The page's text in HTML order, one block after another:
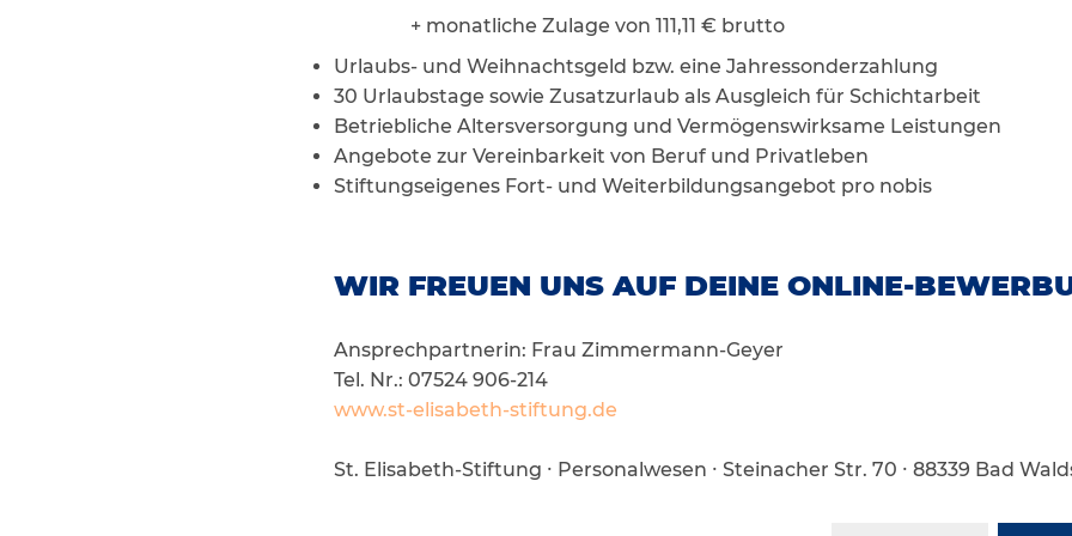
+ monatliche Zulage von 111,11 € brutto
Urlaubs- und Weihnachtsgeld bzw. eine Jahressonderzahlung
30 Urlaubstage sowie Zusatzurlaub als Ausgleich für Schichtarbeit
Betriebliche Altersversorgung und Vermögenswirksame Leistungen
Angebote zur Vereinbarkeit von Beruf und Privatleben
Stiftungseigenes Fort- und Weiterbildungsangebot pro nobis
WIR FREUEN UNS AUF DEINE ONLINE-
Ansprechpartnerin: Frau Zimmermann-Geyer
Tel. Nr.: 07524 906-214
www.st-elisabeth-stiftung.de
St. Elisabeth-Stiftung ∙ Personalwesen ∙ Steinacher Str. 70 ∙ 88339 Bad